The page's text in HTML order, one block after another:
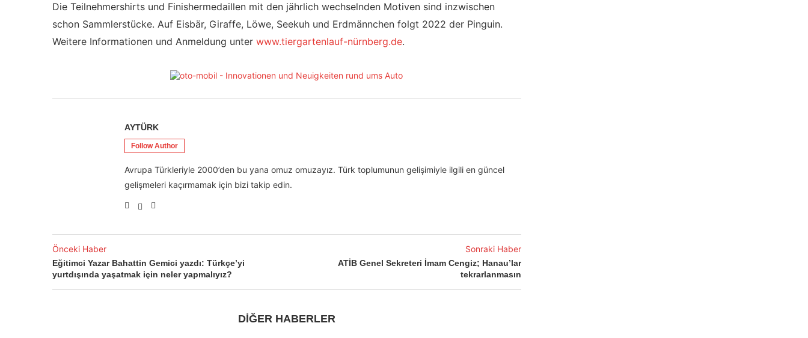
Die Teilnehmershirts und Finishermedaillen mit den jährlich wechselnden Motiven sind inzwischen
schon Sammlerstücke. Auf Eisbär, Giraffe, Löwe, Seekuh und Erdmännchen folgt 2022 der Pinguin.
Weitere Informationen und Anmeldung unter www.tiergartenlauf-nürnberg.de.
AYTÜRK
Follow Author
Avrupa Türkleriyle 2000’den bu yana omuz omuzayız. Türk toplumunun gelişimiyle ilgili en güncel
gelişmeleri kaçırmamak için bizi takip edin.
Önceki Haber
Eğitimci Yazar Bahattin Gemici yazdı: Türkçe’yi
yurtdışında yaşatmak için neler yapmalıyız?
Sonraki Haber
ATİB Genel Sekreteri İmam Cengiz; Hanau’lar
tekrarlanmasın
DİĞER HABERLER